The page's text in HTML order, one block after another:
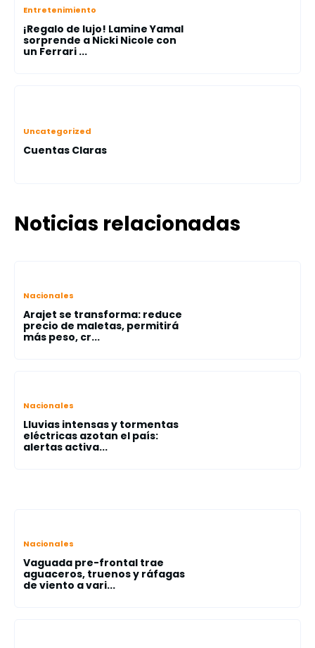
Entretenimiento
¡Regalo de lujo! Lamine Yamal
sorprende a Nicki Nicole con
un Ferrari ...
Uncategorized
Cuentas Claras
Noticias relacionadas
Nacionales
Arajet se transforma: reduce
precio de maletas, permitirá
más peso, cr...
Nacionales
Lluvias intensas y tormentas
eléctricas azotan el país:
alertas activa...
Nacionales
Vaguada pre-frontal trae
aguaceros, truenos y ráfagas
de viento a vari...